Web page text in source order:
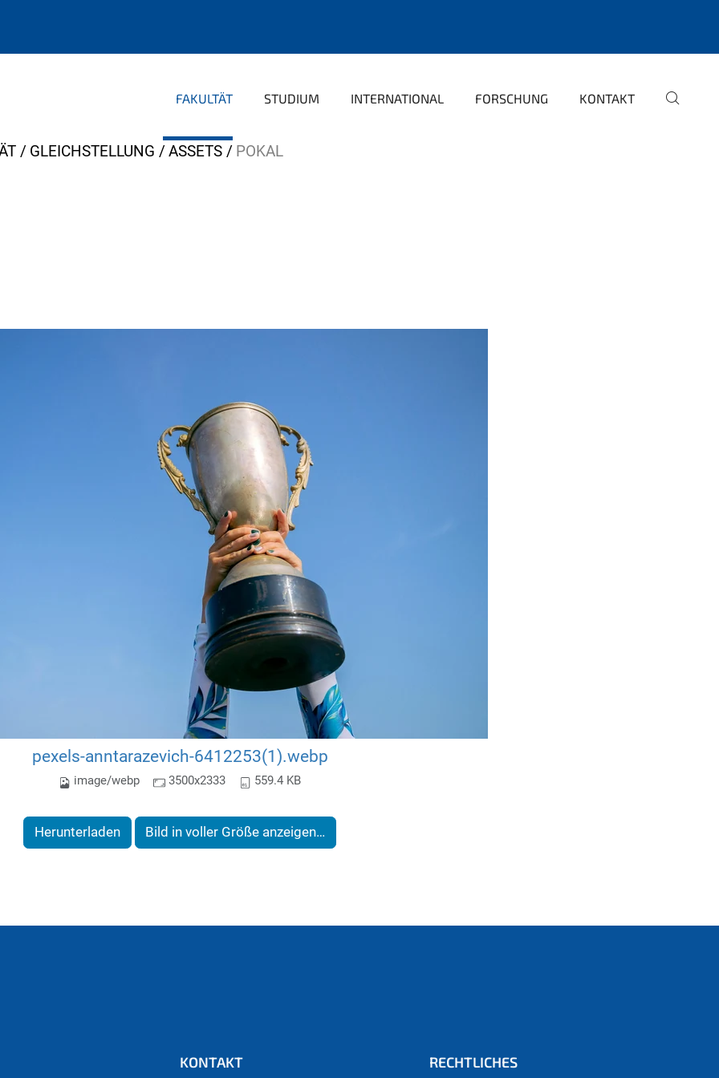
FAKULTÄT STUDIUM INTERNATIONAL FORSCHUNG KONTAKT
GLEICHSTELLUNG ASSETS POKAL
pexels-anntarazevich-6412253(1).webp
image/webp 3500x2333 559.4 KB
Herunterladen Bild in voller Größe anzeigen…
KONTAKT RECHTLICHES